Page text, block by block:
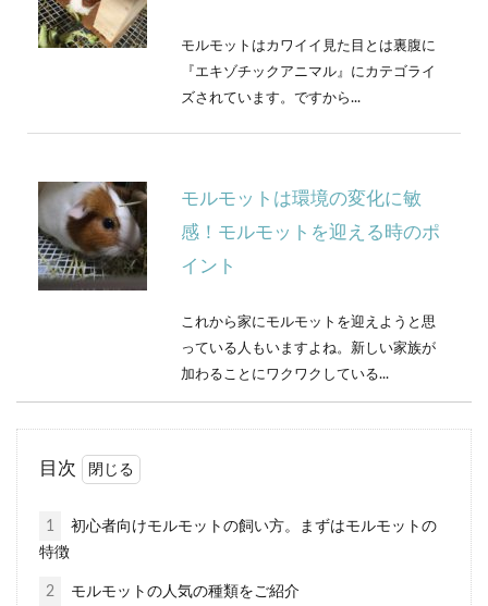
モルモットはカワイイ見た目とは裏腹に
『エキゾチックアニマル』にカテゴライ
ズされています。ですから...
モルモットは環境の変化に敏
感！モルモットを迎える時のポ
イント
これから家にモルモットを迎えようと思
っている人もいますよね。新しい家族が
加わることにワクワクしている...
のモルモット。いつまでも家族の一員と
目次
1
初心者向けモルモットの飼い方。まずはモルモットの
特徴
2 モルモットの人気の種類をご紹介